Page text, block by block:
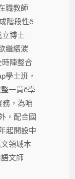
職教師
階段性ê
立博士
繼續湠
時陣整合
學士班，
一貫ê學
務，為咱
，配合國
起開設中
領域本
文師